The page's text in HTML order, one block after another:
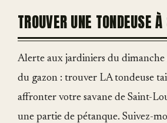
TROUVER UNE TONDEUSE
Alerte aux jardiniers du dimanche
du gazon : trouver LA tondeuse
affronter votre savane de Saint-
une partie de pétanque. Suivez-